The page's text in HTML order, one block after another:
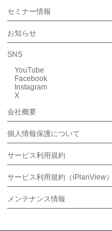
セミナー情報
お知らせ
SNS
YouTube
Facebook
Instagram
X
会社概要
個人情報保護について
サービス利用規約
サービス利用規約（iPlanView）
メンテナンス情報